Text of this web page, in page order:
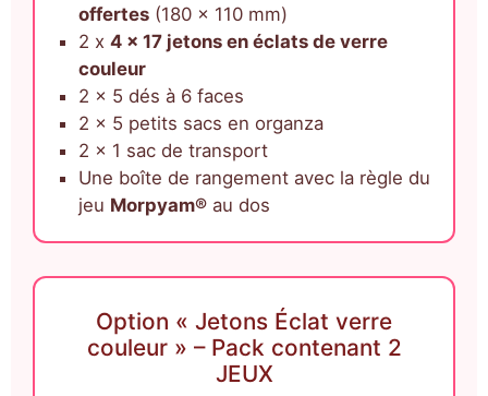
offertes (180 x 110 mm)
2 x 4 x 17 jetons en éclats de verre
couleur
2 x 5 dés à 6 faces
2 x 5 petits sacs en organza
2 x 1 sac de transport
Une boîte de rangement avec la règle du
jeu Morpyam® au dos
Option « Jetons Éclat verre
couleur » – Pack contenant 2
JEUX